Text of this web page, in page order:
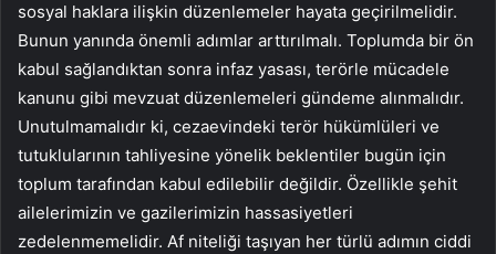
sosyal haklara ilişkin düzenlemeler hayata geçirilmelidir.
Bunun yanında önemli adımlar arttırılmalı. Toplumda bir ön
kabul sağlandıktan sonra infaz yasası, terörle mücadele
kanunu gibi mevzuat düzenlemeleri gündeme alınmalıdır.
Unutulmamalıdır ki, cezaevindeki terör hükümlüleri ve
tutuklularının tahliyesine yönelik beklentiler bugün için
toplum tarafından kabul edilebilir değildir. Özellikle şehit
ailelerimizin ve gazilerimizin hassasiyetleri
zedelenmemelidir. Af niteliği taşıyan her türlü adımın ciddi